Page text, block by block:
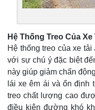
Hệ Thống Treo Của
Hệ thống treo của xe
với sự chú ý đặc biệt
này giúp giảm chấn
lái xe êm ái và ổn định
treo chất lượng cao
điều kiện đường khó